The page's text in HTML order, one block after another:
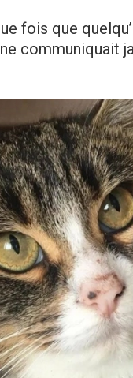
fois que
communiquait